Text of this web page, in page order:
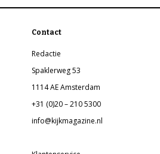
Contact
Redactie
Spaklerweg 53
1114 AE Amsterdam
+31 (0)20 – 210 5300
info@kijkmagazine.nl